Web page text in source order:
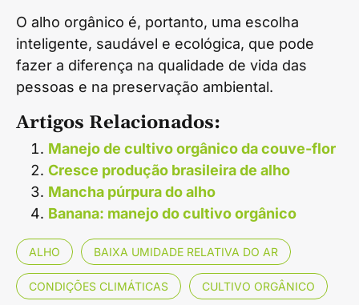
O alho orgânico é, portanto, uma escolha
inteligente, saudável e ecológica, que pode
fazer a diferença na qualidade de vida das
pessoas e na preservação ambiental.
Artigos Relacionados:
Manejo de cultivo orgânico da couve-flor
Cresce produção brasileira de alho
Mancha púrpura do alho
Banana: manejo do cultivo orgânico
ALHO BAIXA UMIDADE RELATIVA DO AR
CONDIÇÕES CLIMÁTICAS CULTIVO ORGÂNICO